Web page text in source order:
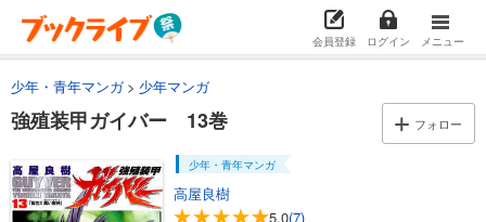
会員登録 ログイン メニュー
少年・青年マンガ 少年マンガ
強殖装甲ガイバー 13巻 フォロー
少年・青年マンガ
高屋良樹
5.0(7)
試し読み
あらすじを表示する
強殖装甲ガイバー 3巻
759円 (税込)
カート
あらすじを表示する